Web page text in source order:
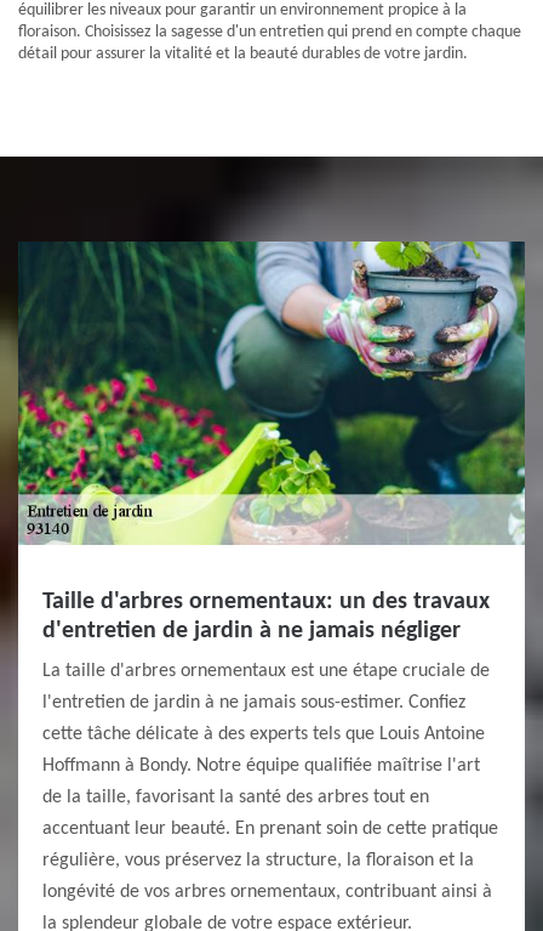
équilibrer les niveaux pour garantir un environnement propice à la
floraison. Choisissez la sagesse d'un entretien qui prend en compte chaque
détail pour assurer la vitalité et la beauté durables de votre jardin.
Taille d'arbres ornementaux: un des travaux
d'entretien de jardin à ne jamais négliger
La taille d'arbres ornementaux est une étape cruciale de
l'entretien de jardin à ne jamais sous-estimer. Confiez
cette tâche délicate à des experts tels que Louis Antoine
Hoffmann à Bondy. Notre équipe qualifiée maîtrise l'art
de la taille, favorisant la santé des arbres tout en
accentuant leur beauté. En prenant soin de cette pratique
régulière, vous préservez la structure, la floraison et la
longévité de vos arbres ornementaux, contribuant ainsi à
la splendeur globale de votre espace extérieur.